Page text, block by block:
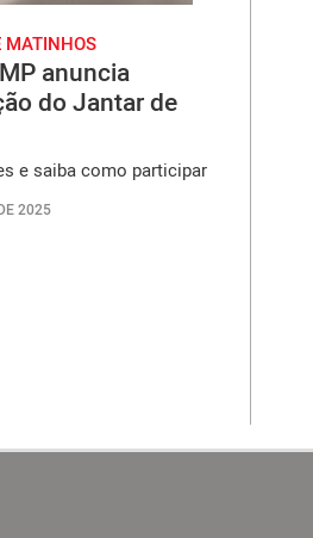
MATINHOS
anuncia
do Jantar de
e saiba como participar
2025